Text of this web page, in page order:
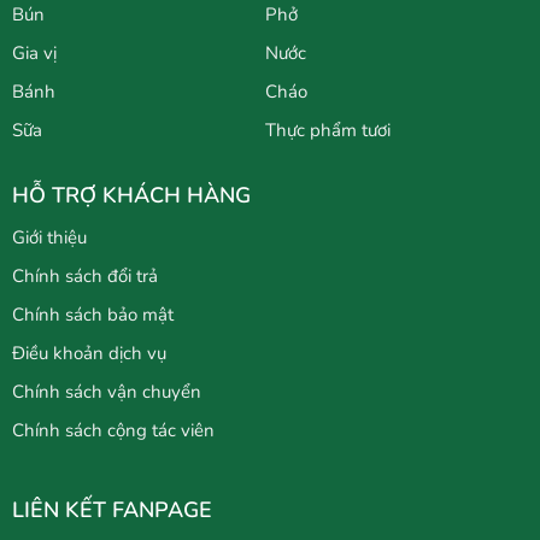
Bún
Phở
Gia vị
Nước
Bánh
Cháo
Sữa
Thực phẩm tươi
HỖ TRỢ KHÁCH HÀNG
Giới thiệu
Chính sách đổi trả
Chính sách bảo mật
Điều khoản dịch vụ
Chính sách vận chuyển
Chính sách cộng tác viên
LIÊN KẾT FANPAGE